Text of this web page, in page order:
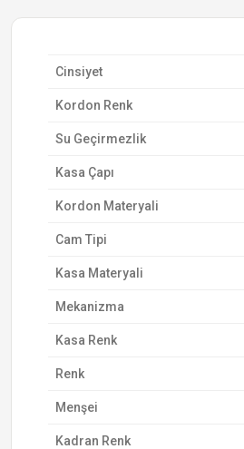
Cinsiyet
Kordon Renk
Su Geçirmezlik
Kasa Çapı
Kordon Materyali
Cam Tipi
Kasa Materyali
Mekanizma
Kasa Renk
Renk
Menşei
Kadran Renk